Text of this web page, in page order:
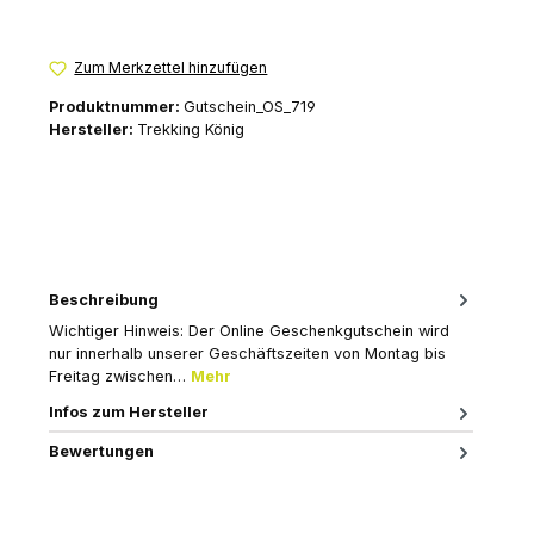
Zum Merkzettel hinzufügen
Produktnummer: Gutschein_OS_719
Hersteller: Trekking König
Beschreibung
Wichtiger Hinweis: Der Online Geschenkgutschein wird
nur innerhalb unserer Geschäftszeiten von Montag bis
Freitag zwischen… Mehr
Infos zum Hersteller
Bewertungen